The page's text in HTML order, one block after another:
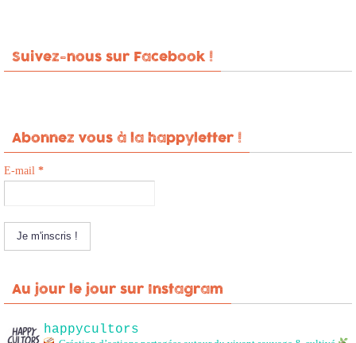
Suivez-nous sur Facebook !
Abonnez vous à la happyletter !
E-mail *
Au jour le jour sur Instagram
happycultors